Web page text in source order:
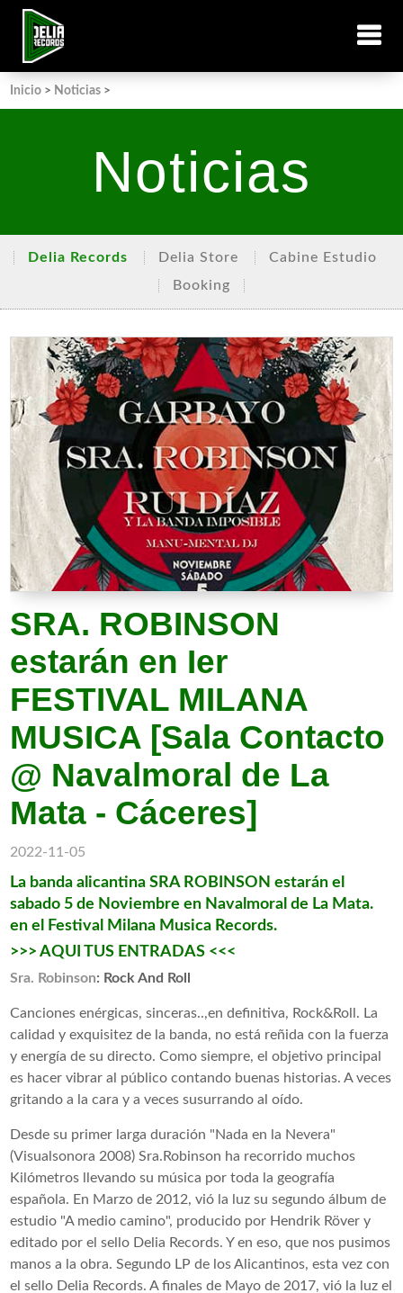
Inicio > Noticias >
Noticias
Delia Records Delia Store
Cabine Estudio
Booking
SRA. ROBINSON
estarán en Ier
FESTIVAL MILANA
MUSICA [Sala Contacto
@ Navalmoral de La
Mata - Cáceres]
2022-11-05
La banda alicantina SRA ROBINSON estarán el
sabado 5 de Noviembre en Navalmoral de La Mata.
en el Festival Milana Musica Records.
>>> AQUI TUS ENTRADAS <<<
Sra. Robinson: Rock And Roll
Canciones enérgicas, sinceras..,en definitiva, Rock&Roll. La
calidad y exquisitez de la banda, no está reñida con la fuerza
y energía de su directo. Como siempre, el objetivo principal
es hacer vibrar al público contando buenas historias. A veces
gritando a la cara y a veces susurrando al oído.
Desde su primer larga duración "Nada en la Nevera"
(Visualsonora 2008) Sra.Robinson ha recorrido muchos
Kilómetros llevando su música por toda la geografía
española. En Marzo de 2012, vió la luz su segundo álbum de
estudio "A medio camino", producido por Hendrik Röver y
editado por el sello Delia Records. Y en eso, que nos pusimos
manos a la obra. Segundo LP de los Alicantinos, esta vez con
el sello Delia Records. A finales de Mayo de 2017, vió la luz el